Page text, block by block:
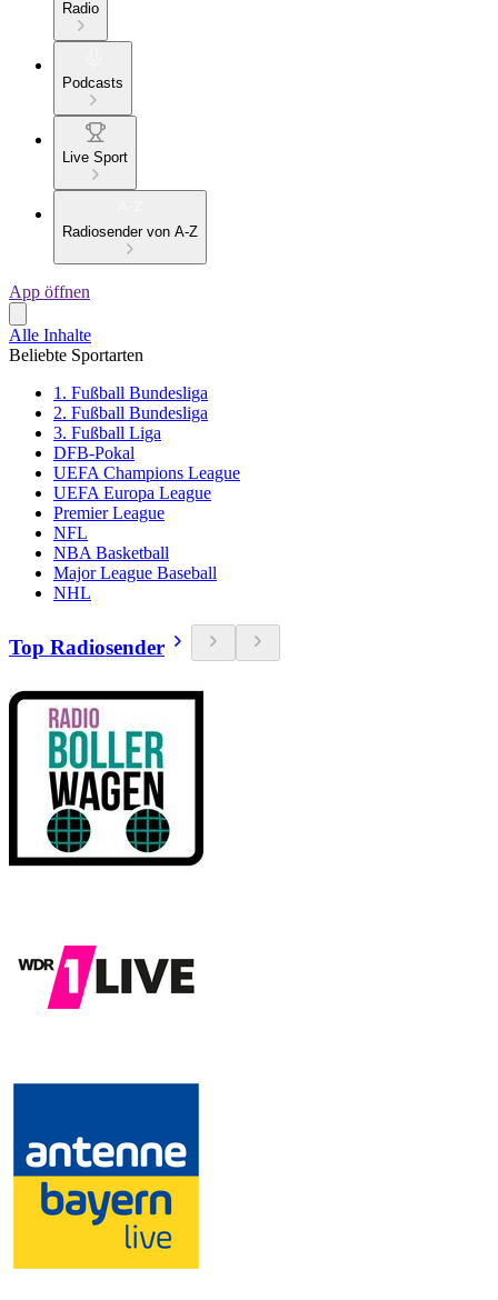
Radio
Podcasts
Live Sport
Radiosender von A-Z
App öffnen
Alle Inhalte
Beliebte Sportarten
1. Fußball Bundesliga
2. Fußball Bundesliga
3. Fußball Liga
DFB-Pokal
UEFA Champions League
UEFA Europa League
Premier League
NFL
NBA Basketball
Major League Baseball
NHL
Top Radiosender